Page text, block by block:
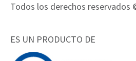
Todos los derechos reservados
ES UN PRODUCTO DE